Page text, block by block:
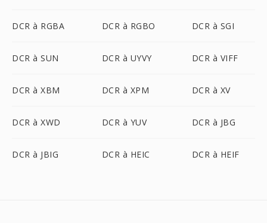
DCR à RGBA DCR à RGBO DCR à SGI
DCR à SUN DCR à UYVY DCR à VIFF
DCR à XBM DCR à XPM DCR à XV
DCR à XWD DCR à YUV DCR à JBG
DCR à JBIG DCR à HEIC DCR à HEIF